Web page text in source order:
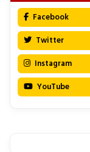
Facebook
Twitter
Instagram
YouTube